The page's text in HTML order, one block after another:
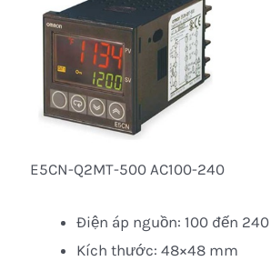
E5CN-Q2MT-500 AC100-240
Điện áp nguồn: 100 đến 240
Kích thước: 48×48 mm